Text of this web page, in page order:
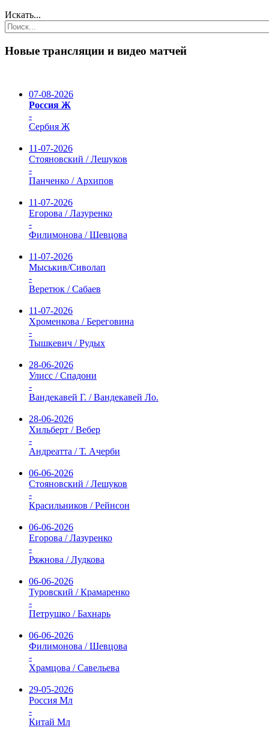
Искать...
Новые трансляции и видео матчей
07-08-2026
Россия Ж
-
Сербия Ж
11-07-2026
Стояновский / Лешуков
-
Панченко / Архипов
11-07-2026
Егорова / Лазуренко
-
Филимонова / Шевцова
11-07-2026
Мыськив/Сиволап
-
Веретюк / Сабаев
11-07-2026
Хроменкова / Береговина
-
Тышкевич / Рудых
28-06-2026
Улисс / Спадони
-
Вандекавей Г. / Вандекавей Ло.
28-06-2026
Хильберт / Вебер
-
Андреатта / Т. Ачерби
06-06-2026
Стояновский / Лешуков
-
Красильников / Рейнсон
06-06-2026
Егорова / Лазуренко
-
Ряжнова / Лудкова
06-06-2026
Туровский / Крамаренко
-
Петрушко / Бахнарь
06-06-2026
Филимонова / Шевцова
-
Храмцова / Савельева
29-05-2026
Россия Мл
-
Китай Мл